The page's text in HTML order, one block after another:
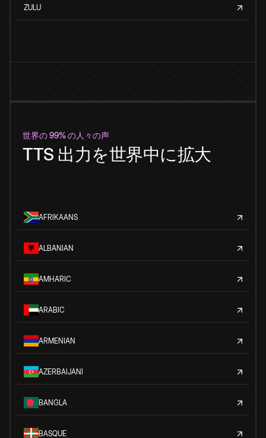
ZULU
世界の 99% の人々の声
TTS 出力を世界中に拡大
AFRIKAANS
ALBANIAN
AMHARIC
ARABIC
ARMENIAN
AZERBAIJANI
BANGLA
BASQUE